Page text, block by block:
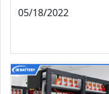
05/18/2022